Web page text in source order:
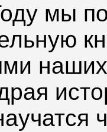
мы